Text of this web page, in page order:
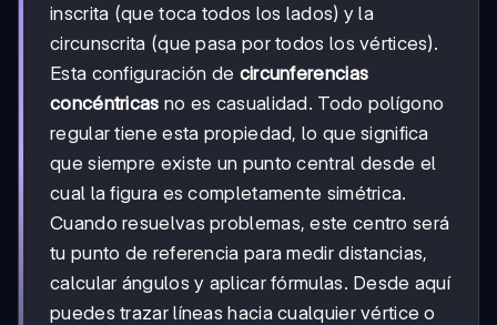
inscrita (que toca todos los lados) y la
circunscrita (que pasa por todos los vértices).
Esta configuración de circunferencias
concéntricas no es casualidad. Todo polígono
regular tiene esta propiedad, lo que significa
que siempre existe un punto central desde el
cual la figura es completamente simétrica.
Cuando resuelvas problemas, este centro será
tu punto de referencia para medir distancias,
calcular ángulos y aplicar fórmulas. Desde aquí
puedes trazar líneas hacia cualquier vértice o